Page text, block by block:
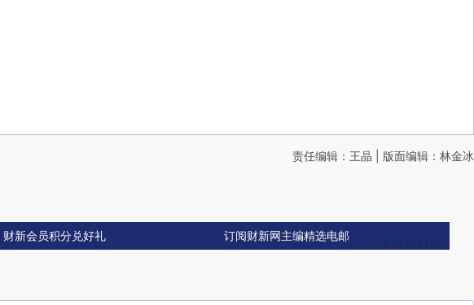
责任编辑：王晶 | 版面编辑：林金冰
财新会员积分兑好礼 订阅财新网主编精选电邮